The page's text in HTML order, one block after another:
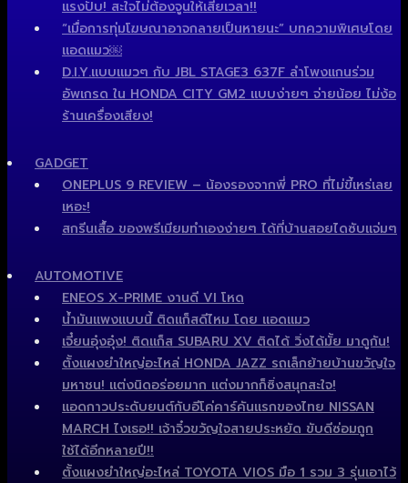
แรงปั๊บ! สะใจไม่ต้องจูนให้เสียเวลา!!
“เมื่อการทุ่มโฆษณาอาจกลายเป็นหายนะ” บทความพิเศษโดย
แอดแมว￼
D.I.Y.แบบแมวๆ กับ JBL STAGE3 637F ลำโพงแกนร่วม
อัพเกรด ใน HONDA CITY GM2 แบบง่ายๆ จ่ายน้อย ไม่ง้อ
ร้านเครื่องเสียง!
GADGET
ONEPLUS 9 REVIEW – น้องรองจากพี่ PRO ที่ไม่ขี้เหร่เลย
เหอะ!
สกรีนเสื้อ ของพรีเมียมทำเองง่ายๆ ได้ที่บ้านสอยไดซับแจ่มๆ
AUTOMOTIVE
ENEOS X-PRIME งานดี VI โหด
น้ำมันแพงแบบนี้ ติดแก็สดีไหม โดย แอดแมว
เจี๋ยนอุ๋งอุ๋ง! ติดแก็ส SUBARU XV ติดได้ วิ่งได้มั้ย มาดูกัน!
ตั้งแผงยำใหญ่อะไหล่ HONDA JAZZ รถเล็กย้ายบ้านขวัญใจ
มหาชน! แต่งนิดอร่อยมาก แต่งมากก็ซิ่งสนุกสะใจ!
แอดกาวประดับยนต์กับอีโค่คาร์คันแรกของไทย NISSAN
MARCH ไงเธอ!! เจ้าจิ๋วขวัญใจสายประหยัด ขับดีซ่อมถูก
ใช้ได้อีกหลายปี!!
ตั้งแผงยำใหญ่อะไหล่ TOYOTA VIOS มือ 1 รวม 3 รุ่นเอาไว้